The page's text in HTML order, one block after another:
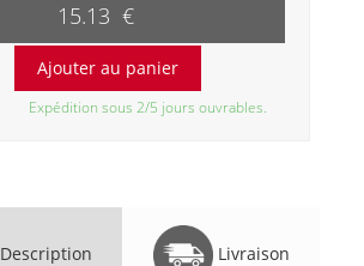
15.13 €
Expédition sous 2/5 jours ouvrables.
Description Livraison